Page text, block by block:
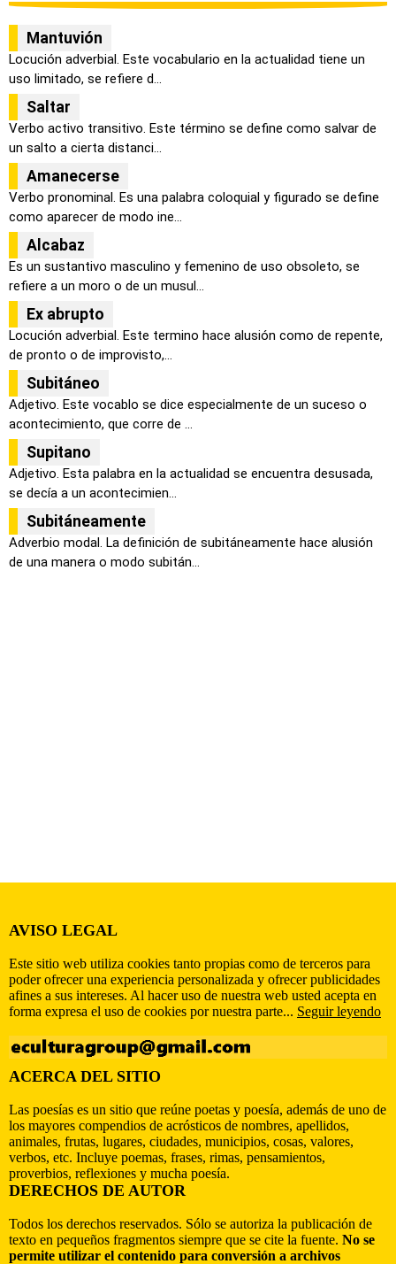
Mantuvión
Locución adverbial. Este vocabulario en la actualidad tiene un
uso limitado, se refiere d...
Saltar
Verbo activo transitivo. Este término se define como salvar de
un salto a cierta distanci...
Amanecerse
Verbo pronominal. Es una palabra coloquial y figurado se define
como aparecer de modo ine...
Alcabaz
Es un sustantivo masculino y femenino de uso obsoleto, se
refiere a un moro o de un musul...
Ex abrupto
Locución adverbial. Este termino hace alusión como de repente,
de pronto o de improvisto,...
Subitáneo
Adjetivo. Este vocablo se dice especialmente de un suceso o
acontecimiento, que corre de ...
Supitano
Adjetivo. Esta palabra en la actualidad se encuentra desusada,
se decía a un acontecimien...
Subitáneamente
Adverbio modal. La definición de subitáneamente hace alusión
de una manera o modo subitán...
AVISO LEGAL
Este sitio web utiliza cookies tanto propias como de terceros para
poder ofrecer una experiencia personalizada y ofrecer publicidades
afines a sus intereses. Al hacer uso de nuestra web usted acepta en
forma expresa el uso de cookies por nuestra parte... Seguir leyendo
ACERCA DEL SITIO
Las poesías es un sitio que reúne poetas y poesía, además de uno de
los mayores compendios de acrósticos de nombres, apellidos,
animales, frutas, lugares, ciudades, municipios, cosas, valores,
verbos, etc. Incluye poemas, frases, rimas, pensamientos,
proverbios, reflexiones y mucha poesía.
DERECHOS DE AUTOR
Todos los derechos reservados. Sólo se autoriza la publicación de
texto en pequeños fragmentos siempre que se cite la fuente. No se
permite utilizar el contenido para conversión a archivos